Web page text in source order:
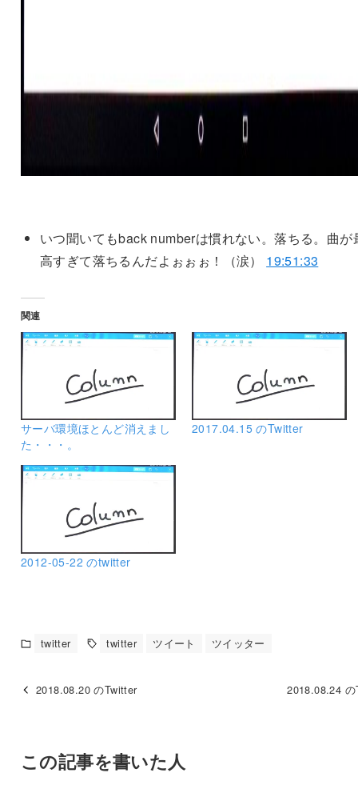
いつ聞いてもback numberは慣れない。落ちる。曲が
高すぎて落ちるんだよぉぉぉ！（涙） 19:51:33
関連
サーバ環境ほとんど消えまし
た・・・。
2017.04.15 のTwitter
2012-05-22 のtwitter
twitter twitter ツイート ツイッター
2018.08.20 のTwitter 2018.08.24
この記事を書いた人